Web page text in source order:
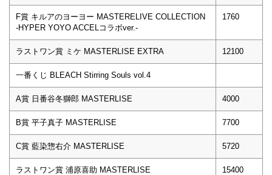
F賞 キルアのヨーヨー MASTERELIVE COLLECTION
-HYPER YOYO ACCELコラボver.-
1760
ラストワン賞 ミケ MASTERLISE EXTRA 12100
一番くじ BLEACH Stirring Souls vol.4
A賞 日番谷冬獅郎 MASTERLISE 4000
B賞 平子真子 MASTERLISE 7700
C賞 藍染惣右介 MASTERLISE 5720
ラストワン賞 浦原喜助 MASTERLISE 15400